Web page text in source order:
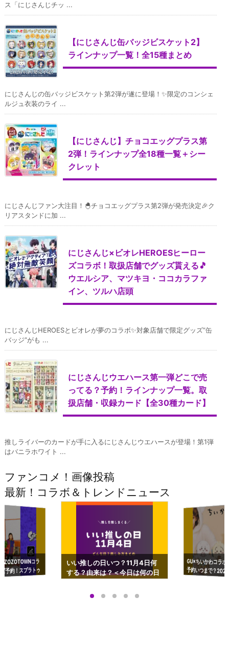
ス「にじさんじチッ ...
【にじさんじ缶バッジビスケット2】
ラインナップ一覧！全15種まとめ
にじさんじの缶バッジビスケット第2弾が遂に登場！✨限定のコンシェ
ルジュ衣装のライ ...
【にじさんじ】チョコエッグプラス第
2弾！ラインナップ全18種一覧＋シー
クレット
にじさんじファン大注目！🐣チョコエッグプラス第2弾が発売決定🎉ク
リアスタンドに加 ...
にじさんじ×ビオレHEROESヒーロー
ズコラボ！取扱店舗でグッズ貰える🎵
ウエルシア、マツキヨ・ココカラファ
イン、ツルハ店頭
にじさんじHEROESとビオレが夢のコラボ✨対象店舗で限定グッズ”缶
バッジ”がも ...
にじさんじウエハース第一弾どこで売
ってる？予約！ラインナップ一覧。取
扱店舗・収録カード【全30種カード】
推しライバーのカードが手に入るにじさんじウエハースが登場！第1弾
はバニラホワイト ...
ファンコメ！画像投稿
最新！コラボ＆トレンドニュース
コラ
予約！スプラトゥ
ップも渋谷Hz
いい推しの日いつ？11月4日何
する？由来は？＜今日は何の日
GU×ちいかわコラ
予約いつまで？
ーチやショルダー